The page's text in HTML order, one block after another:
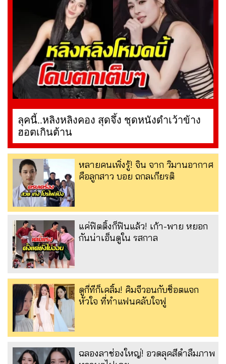
ลุคนี้..หลิงหลิงคอง สุดจึ้ง ชุดหนังดำเว้าข้าง
ฮอตเกินต้าน
หลายคนเพิ่งรู้! จิน จาก วิมานอากาศ
คือลูกสาว บอย ถกลเกียรติ
แค่ฟิตติ้งก็ฟินแล้ว! เก้า-พาย หยอก
กันน่าเอ็นดูใน รสกาล
ดูกี่ทีก็เคลิ้ม! คิมจีวอนกับช็อตแจก
หัวใจ ที่ทำแฟนคลับใจฟู
ฉลองลาช่องใหญ่! อวดลุคสีดำลืมภาพ